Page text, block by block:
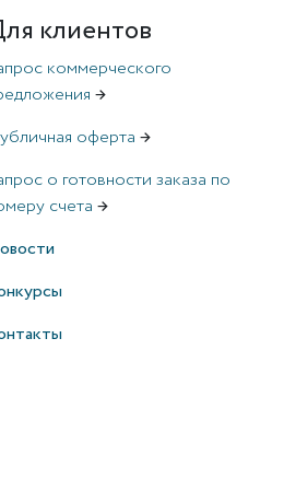
клиентов
коммерческого
→
оферта →
о готовности заказа по
счета →